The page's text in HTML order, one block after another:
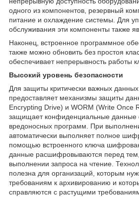
одного из компонентов, резервный
питание и охлаждение системы. Для
обслуживания эти компоненты также
Наконец, встроенное программное
также можно обновить без простоя
обеспечивает непрерывность работы
Высокий уровень безопасности
Для защиты критически важных
предоставляет механизмы защиты
Encrypting Drive) и WORM (Write Once
защищает конфиденциальные данные
вредоносных программ. При
автоматически выполняет полное
помощью встроенного ключа
данные расшифровываются перед тем,
выполнении запроса на чтение.
полезна для организаций, которым
требованиям к архивированию и
справляются с растущими